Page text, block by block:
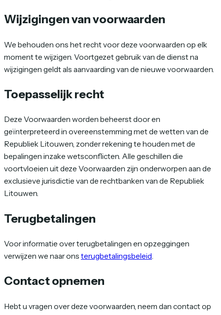
Wijzigingen van voorwaarden
We behouden ons het recht voor deze voorwaarden op elk
moment te wijzigen. Voortgezet gebruik van de dienst na
wijzigingen geldt als aanvaarding van de nieuwe voorwaarden.
Toepasselijk recht
Deze Voorwaarden worden beheerst door en
geïnterpreteerd in overeenstemming met de wetten van de
Republiek Litouwen, zonder rekening te houden met de
bepalingen inzake wetsconflicten. Alle geschillen die
voortvloeien uit deze Voorwaarden zijn onderworpen aan de
exclusieve jurisdictie van de rechtbanken van de Republiek
Litouwen.
Terugbetalingen
Voor informatie over terugbetalingen en opzeggingen
verwijzen we naar ons terugbetalingsbeleid.
Contact opnemen
Hebt u vragen over deze voorwaarden, neem dan contact op